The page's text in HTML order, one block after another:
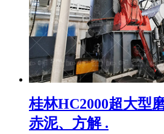
桂林HC2000超大型
赤泥、方解 .